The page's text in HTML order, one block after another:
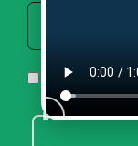
Acepto la